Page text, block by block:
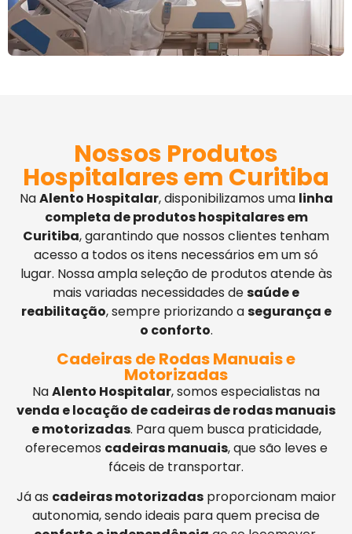
Nossos Produtos
Hospitalares em Curitiba
NaAlento Hospitalar, disponibilizamos uma linha
completa de produtos hospitalares em
Curitiba, garantindo que nossos clientes tenham
acesso a todos os itens necessários em um só
lugar. Nossa ampla seleção de produtos atende às
mais variadas necessidades desaúde e
reabilitação, sempre priorizando asegurança e
o conforto.
Cadeiras de Rodas Manuais e
Motorizadas
NaAlento Hospitalar, somos especialistas na
venda e locação de cadeiras de rodas manuais
e motorizadas. Para quem busca praticidade,
oferecemos cadeiras manuais, que são leves e
fáceis de transportar.
Já as cadeiras motorizadasproporcionam maior
autonomia, sendo ideais para quem precisa de